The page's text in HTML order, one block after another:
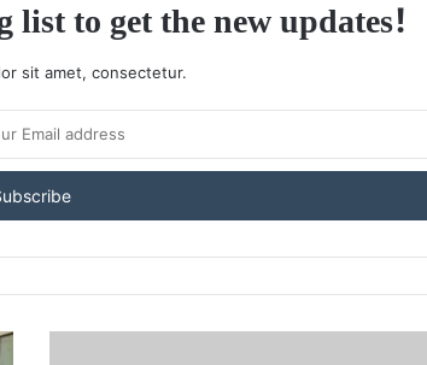
to get the new updates!
sit amet, consectetur.